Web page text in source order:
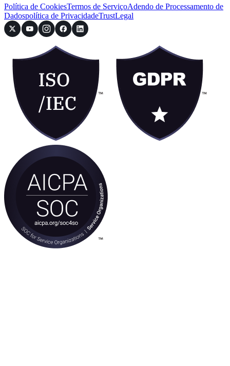
Política de CookiesTermos de ServiçoAdendo de Processamento de
Dadospolítica de PrivacidadeTrustLegal